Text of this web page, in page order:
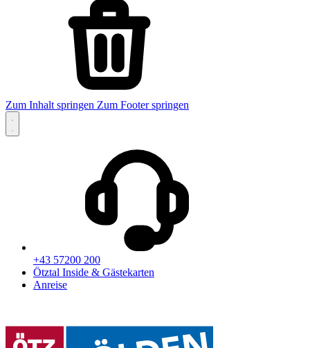
Zum Inhalt springen Zum Footer springen
+43 57200 200
Ötztal Inside & Gästekarten
Anreise